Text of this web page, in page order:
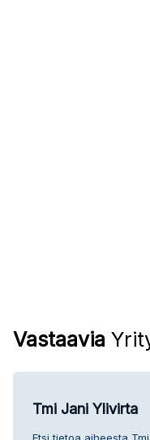
Vastaavia
Tmi Jani Ylivirta
Etsi tietoa aiheesta